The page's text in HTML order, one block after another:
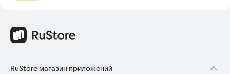
RuStore магазин приложений